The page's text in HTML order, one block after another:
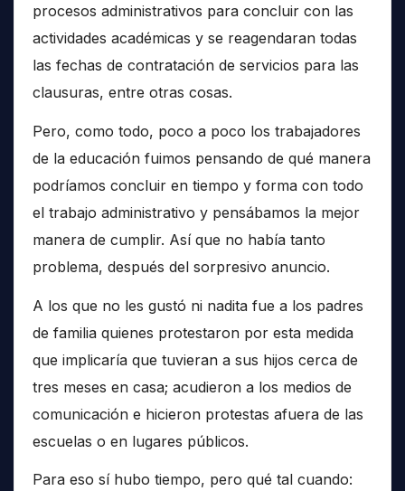
procesos administrativos para concluir con las
actividades académicas y se reagendaran todas
las fechas de contratación de servicios para las
clausuras, entre otras cosas.
Pero, como todo, poco a poco los trabajadores
de la educación fuimos pensando de qué manera
podríamos concluir en tiempo y forma con todo
el trabajo administrativo y pensábamos la mejor
manera de cumplir. Así que no había tanto
problema, después del sorpresivo anuncio.
A los que no les gustó ni nadita fue a los padres
de familia quienes protestaron por esta medida
que implicaría que tuvieran a sus hijos cerca de
tres meses en casa; acudieron a los medios de
comunicación e hicieron protestas afuera de las
escuelas o en lugares públicos.
Para eso sí hubo tiempo, pero qué tal cuando: